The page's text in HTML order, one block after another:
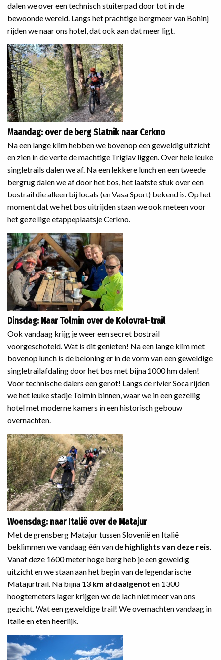
dalen we over een technisch stuiterpad door tot in de
bewoonde wereld. Langs het prachtige bergmeer van Bohinj
rijden we naar ons hotel, dat ook aan dat meer ligt.
Maandag: over de berg Slatnik naar Cerkno
Na een lange klim hebben we bovenop een geweldig uitzicht
en zien in de verte de machtige Triglav liggen. Over hele leuke
singletrails dalen we af. Na een lekkere lunch en een tweede
bergrug dalen we af door het bos, het laatste stuk over een
bostrail die alleen bij locals (en Vasa Sport) bekend is. Op het
moment dat we het bos uitrijden staan we ook meteen voor
het gezellige etappeplaatsje Cerkno.
Dinsdag: Naar Tolmin over de Kolovrat-trail
Ook vandaag krijg je weer een secret bostrail
voorgeschoteld. Wat is dit genieten! Na een lange klim met
bovenop lunch is de beloning er in de vorm van een geweldige
singletrailafdaling door het bos met bijna 1000 hm dalen!
Voor technische dalers een genot! Langs de rivier Soca rijden
we het leuke stadje Tolmin binnen, waar we in een gezellig
hotel met moderne kamers in een historisch gebouw
overnachten.
Woensdag: naar Italië over de Matajur
Met de grensberg Matajur tussen Slovenië en Italië
beklimmen we vandaag één van de highlights van deze reis
Vanaf deze 1600 meter hoge berg heb je een geweldig
uitzicht en we staan aan het begin van de legendarische
Matajurtrail. Na bijna 13 km afdaalgenot en 1300
hoogtemeters lager krijgen we de lach niet meer van ons
gezicht. Wat een geweldige trail! We overnachten vandaag in
Italie en eten heerlijk.